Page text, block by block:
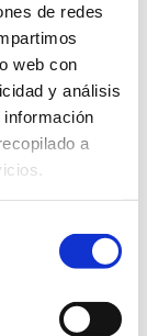
de redes
web con
y análisis
a
la sala
ser
dispersar
lámparas
pero
sino
elegir
un